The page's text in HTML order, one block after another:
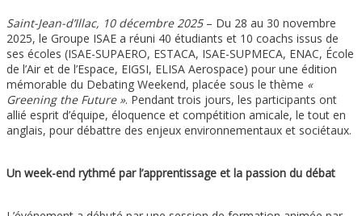
Saint-Jean-d’Illac, 10 décembre 2025– Du 28 au 30 novembre
2025, le Groupe ISAE a réuni 40 étudiants et 10 coachs issus de
ses écoles (ISAE-SUPAERO, ESTACA, ISAE-SUPMECA, ENAC, École
de l’Air et de l’Espace, EIGSI, ELISA Aerospace) pour une édition
mémorable du Debating Weekend, placée sous le thème «
Greening the Future ». Pendant trois jours, les participants ont
allié esprit d’équipe, éloquence et compétition amicale, le tout en
anglais, pour débattre des enjeux environnementaux et sociétaux.
Un week-end rythmé par l’apprentissage et la passion du débat